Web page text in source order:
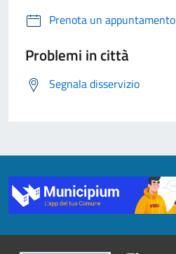
Prenota un appuntamento
Problemi in città
Segnala disservizio